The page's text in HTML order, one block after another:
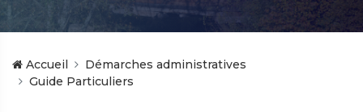
Accueil
Démarches administratives
Guide Particuliers